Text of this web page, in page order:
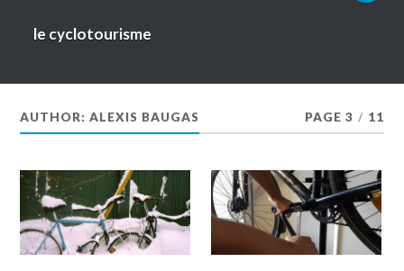
le cyclotourisme
AUTHOR: ALEXIS BAUGAS PAGE 3 / 11